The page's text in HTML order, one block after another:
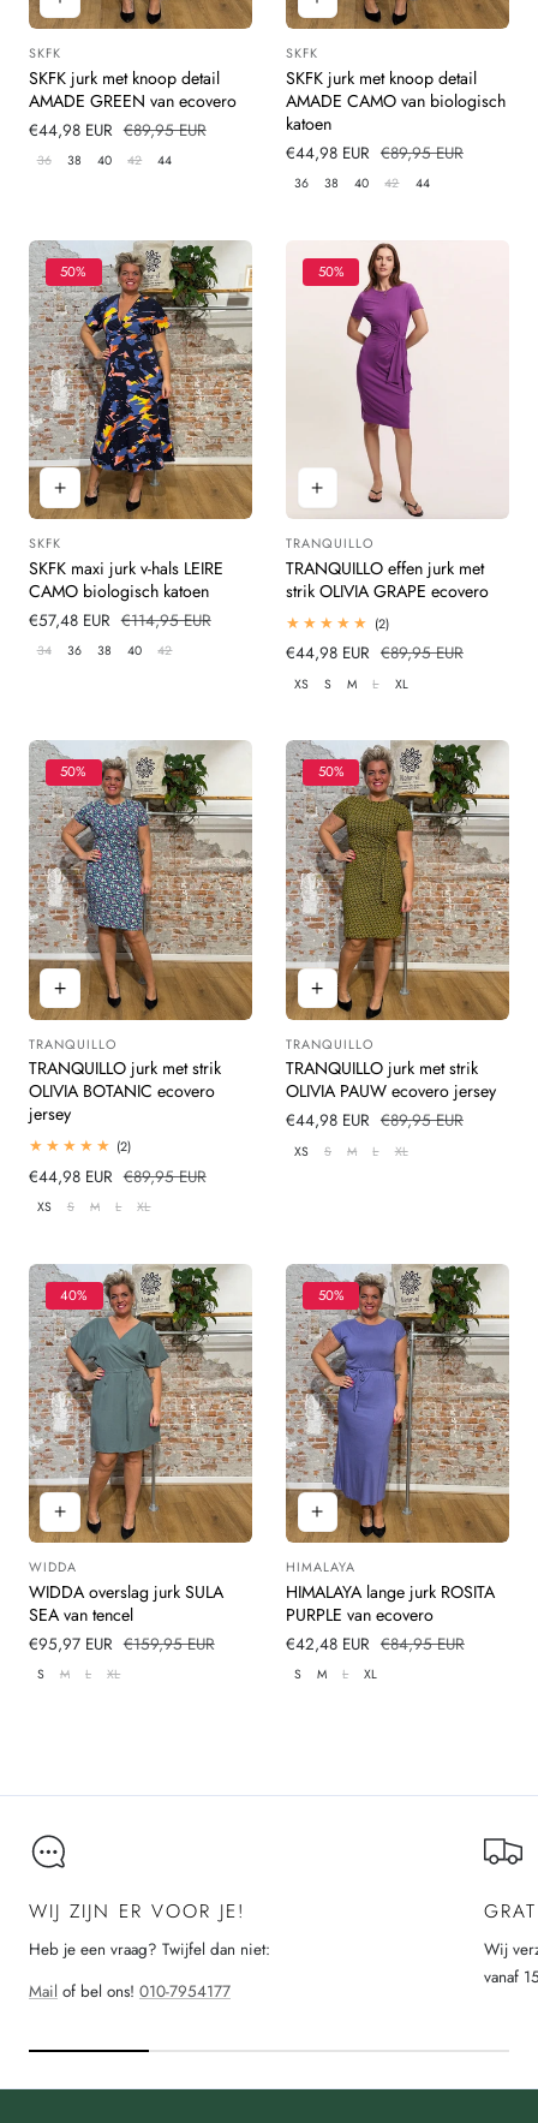
Leverancier:
SKFK
SKFK jurk met knoop detail
AMADE GREEN van ecovero
Verkoopprijs
€44,98 EUR Normale
prijs
€89,95 EUR
36 38 40 42 44
Leverancier:
SKFK
SKFK jurk met knoop detail
AMADE CAMO van biologisch
katoen
Verkoopprijs
€44,98 EUR Normale
prijs
€89,95 EUR
36 38 40 42 44
50%
Leverancier:
SKFK
SKFK maxi jurk v-hals LEIRE
CAMO biologisch katoen
Verkoopprijs
€57,48 EUR Normale
prijs
€114,95 EUR
34 36 38 40 42
50%
Leverancier:
TRANQUILLO
TRANQUILLO effen jurk met
strik OLIVIA GRAPE ecovero
(2)2
beoordelingen
Verkoopprijs
€44,98 EUR Normale
prijs
€89,95 EUR
XS S M L XL
50%
Leverancier:
TRANQUILLO
TRANQUILLO jurk met strik
OLIVIA BOTANIC ecovero
jersey
(2)2
beoordelingen
Verkoopprijs
€44,98 EUR Normale
prijs
€89,95 EUR
XS S M L XL
50%
Leverancier:
TRANQUILLO
TRANQUILLO jurk met strik
OLIVIA PAUW ecovero jersey
Verkoopprijs
€44,98 EUR Normale
prijs
€89,95 EUR
XS S M L XL
40%
Leverancier:
WIDDA
WIDDA overslag jurk SULA
SEA van tencel
Verkoopprijs
€95,97 EUR Normale
€159,95 EUR
S M L XL
50%
Leverancier:
HIMALAYA
HIMALAYA lange jurk ROSITA
PURPLE van ecovero
Verkoopprijs
€42,48 EUR Normale
€84,95 EUR
S M L XL
WIJ ZIJN ER VOOR JE!
Heb je een vraag? Twijfel dan niet:
Mail of bel ons! 010-7954177
Wij
vanaf